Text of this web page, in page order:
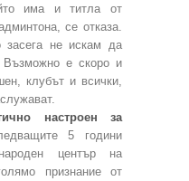
има и титла от
се отказа.
не искам да
Възможно е скоро и
клубът и всички,
настроен за
5 години
център на
признание от